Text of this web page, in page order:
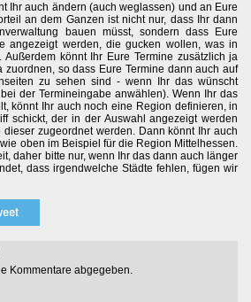
Ihr auch ändern (auch weglassen) und an Eure
an dem Ganzen ist nicht nur, dass Ihr dann
bauen müsst, sondern dass Eure
angezeigt werden, die gucken wollen, was in
Außerdem könnt Ihr Eure Termine zusätzlich ja
zuordnen, so dass Eure Termine dann auch auf
zu sehen sind - wenn Ihr das wünscht
der Termineingabe anwählen). Wenn Ihr das
könnt Ihr auch noch eine Region definieren, in
schickt, der in der Auswahl angezeigt werden
zugeordnet werden. Dann könnt Ihr auch
oben im Beispiel für die Region Mittelhessen.
daher bitte nur, wenn Ihr das dann auch länger
dass irgendwelche Städte fehlen, fügen wir
Kommentare abgegeben.